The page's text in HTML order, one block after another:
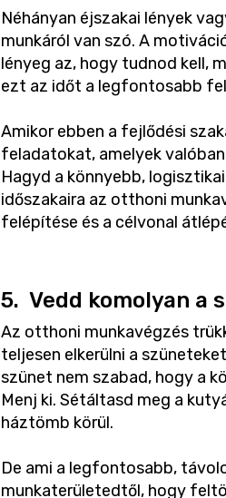
Néhányan éjszakai lények
munkáról van szó. A
lényeg az, hogy tudnod kell,
ezt az időt a legfontosabb
Amikor ebben a fejlődési
feladatokat, amelyek
Hagyd a könnyebb,
időszakaira az otthoni
felépítése és a célvonal
5. Vedd komolyan a
Az otthoni munkavégzés
teljesen elkerülni a
szünet nem szabad, hogy a
Menj ki. Sétáltasd meg a
háztömb körül.
De ami a legfontosabb,
munkaterületedtől, hogy